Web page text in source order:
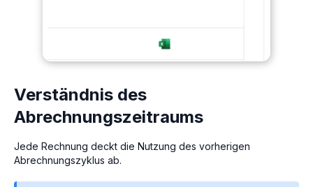
Verständnis des
Abrechnungszeitraums
Jede Rechnung deckt die Nutzung des vorherigen
Abrechnungszyklus ab.